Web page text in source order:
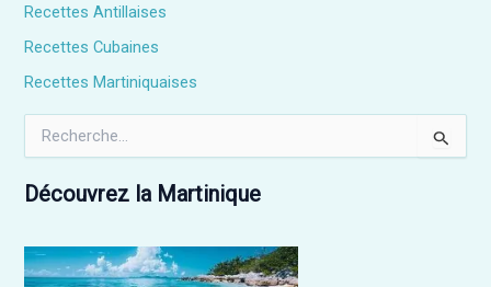
Recettes Antillaises
Recettes Cubaines
Recettes Martiniquaises
h
h
Découvrez la Martinique